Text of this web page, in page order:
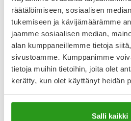
räätälöimiseen, sosiaalisen
tukemiseen ja kävijämäärämme
jaamme sosiaalisen median,
alan kumppaneillemme tietoja
sivustoamme. Kumppanimme
tietoja muihin tietoihin, joita olet
kerätty, kun olet käyttänyt heidän
Salli kaikki
YA-muistuttaja
Muistuttajan avulla pidät huolen,
tuotteet ajoissa, eivätkä ne lopu
Lisää tuote